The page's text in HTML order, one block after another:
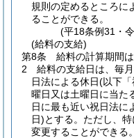
規則の定めるところに
ることができる。
(平18条例31・
(給料の支給)
第8条
給料の計算期間
2
給料の支給日は、毎
日法による休日(以下「
曜日又は土曜日に当た
日に最も近い祝日法に
日)とする。 ただし、
変更することができる。